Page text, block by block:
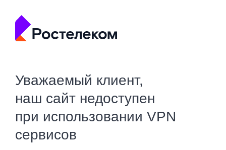
Уважаемый клиент,
наш сайт недоступен
при использовании VPN
сервисов